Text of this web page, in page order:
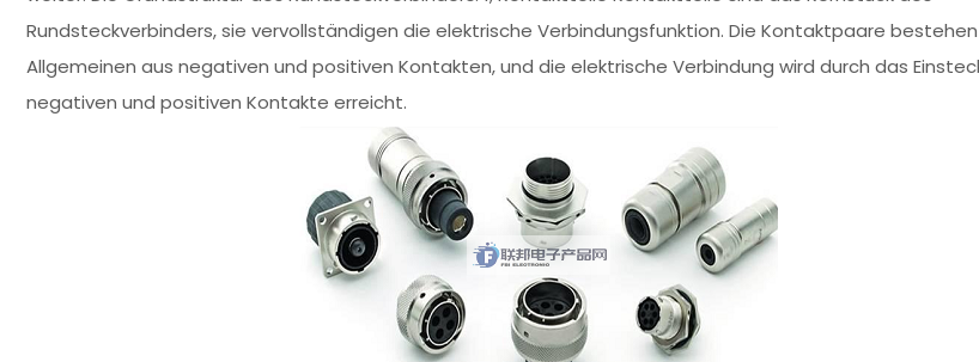
Rundsteckverbinders, sie vervollständigen die elektrische Verbindungsfunktion. Die Kontaktpaare
Allgemeinen aus negativen und positiven Kontakten, und die elektrische Verbindung wird durch das
negativen und positiven Kontakte erreicht.